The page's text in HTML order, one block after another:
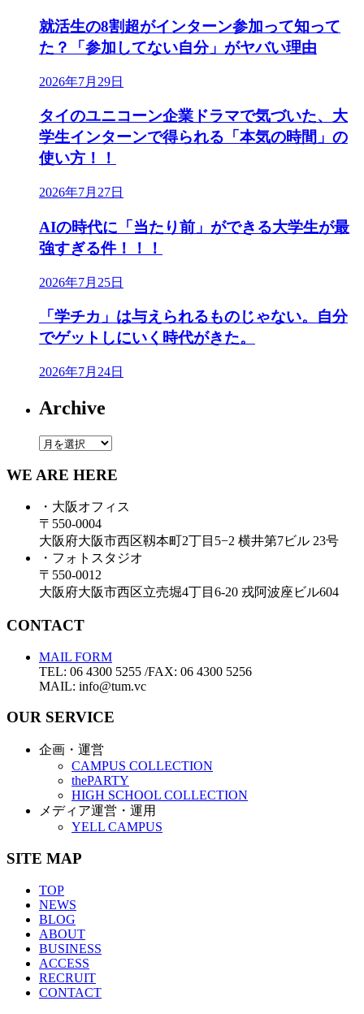
就活生の8割超がインターン参加って知って
た？「参加してない自分」がヤバい理由
2026年7月29日
タイのユニコーン企業ドラマで気づいた、大
学生インターンで得られる「本気の時間」の
使い方！！
2026年7月27日
AIの時代に「当たり前」ができる大学生が最
強すぎる件！！！
2026年7月25日
「学チカ」は与えられるものじゃない。自分
でゲットしにいく時代がきた。
2026年7月24日
Archive
Archive
WE ARE HERE
・大阪オフィス
〒550-0004
大阪府大阪市西区靱本町2丁目5−2 横井第7ビル 23号
・フォトスタジオ
〒550-0012
大阪府大阪市西区立売堀4丁目6-20 戎阿波座ビル604
CONTACT
MAIL FORM
TEL: 06 4300 5255 /FAX: 06 4300 5256
MAIL: info@tum.vc
OUR SERVICE
企画・運営
CAMPUS COLLECTION
thePARTY
HIGH SCHOOL COLLECTION
メディア運営・運用
YELL CAMPUS
SITE MAP
TOP
NEWS
BLOG
ABOUT
BUSINESS
ACCESS
RECRUIT
CONTACT